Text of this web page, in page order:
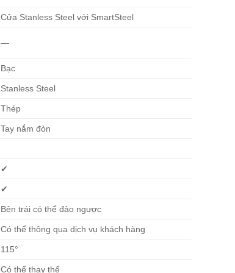
Cửa Stanless Steel với SmartSteel
—
Bạc
Stanless Steel
Thép
Tay nắm đòn
✔
✔
Bên trái có thể đảo ngược
Có thể thông qua dịch vụ khách hàng
115°
Có thể thay thế